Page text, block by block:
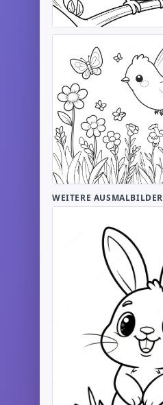
WEITERE AUSMALBILDER